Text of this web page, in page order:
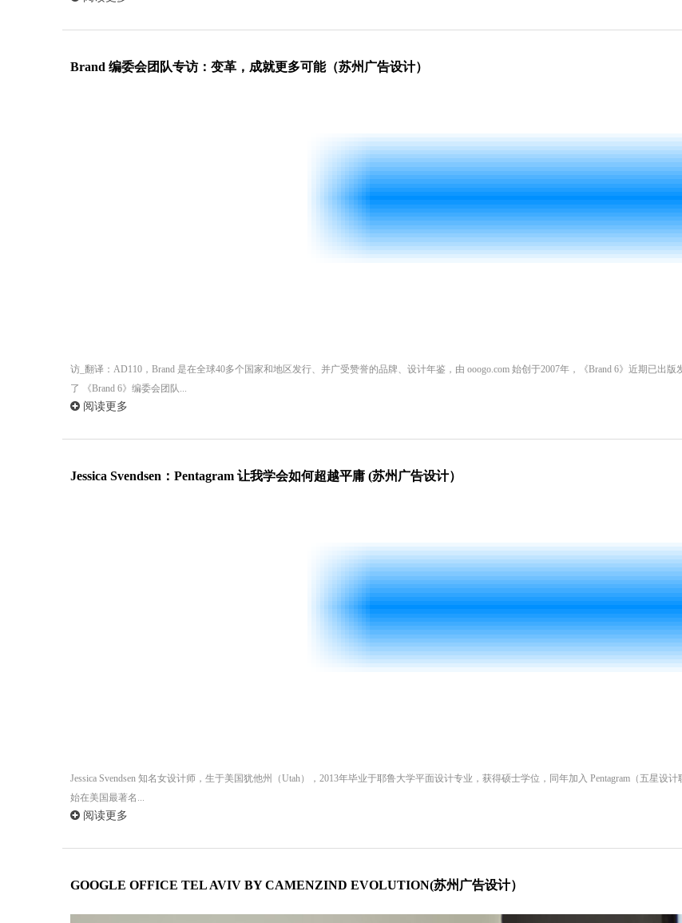
Brand 编委会团队专访：变革，成就更多可能（苏州广告设计）
访_翻译：AD110，Brand 是在全球40多个国家和地区发行、并广受赞誉的品牌、设计年鉴，由 ooogo.com 始创于2007年，《Brand 6》近期已出
了 《Brand 6》编委会团队...
阅读更多
Jessica Svendsen：Pentagram 让我学会如何超越平庸 (苏州广告设计）
Jessica Svendsen 知名女设计师，生于美国犹他州（Utah），2013年毕业于耶鲁大学平面设计专业，获得硕士学位，同年加入 Pentagram（五星设
始在美国最著名...
阅读更多
GOOGLE OFFICE TEL AVIV BY CAMENZIND EVOLUTION(苏州广告设计）